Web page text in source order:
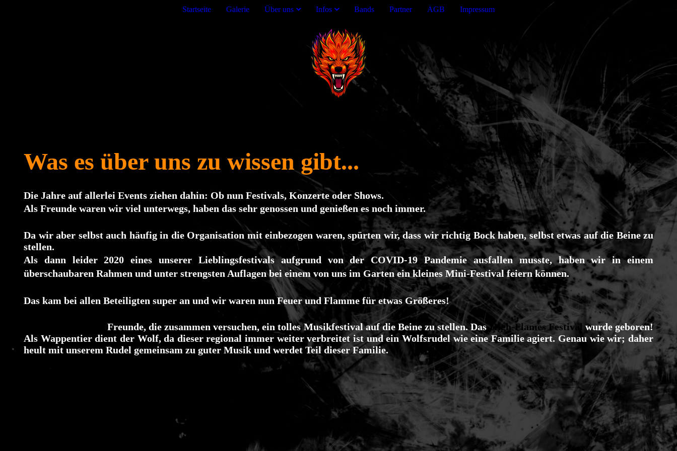
Startseite Galerie Über uns Infos Bands Partner AGB Impressum
Was es über uns zu wissen gibt...
Die Jahre auf allerlei Events ziehen dahin: Ob nun Festivals, Konzerte oder Shows.
Als Freunde waren wir viel unterwegs, haben das sehr genossen und genießen es noch immer.
Da wir aber selbst auch häufig in die Organisation mit einbezogen waren, spürten wir, dass wir richtig Bock haben, selbst etwas auf die Beine zu
stellen.
Als dann leider 2020 eines unserer Lieblingsfestivals aufgrund von der COVID-19 Pandemie ausfallen musste, haben wir in einem
überschaubaren Rahmen und unter strengsten Auflagen bei einem von uns im Garten ein kleines Mini-Festival feiern können.
Das kam bei allen Beteiligten super an und wir waren nun Feuer und Flamme für etwas Größeres!
Freunde, die zusammen versuchen, ein tolles Musikfestival auf die Beine zu stellen. DasHigh-Flames Festival wurde geboren!
Als Wappentier dient der Wolf, da dieser regional immer weiter verbreitet ist und ein Wolfsrudel wie eine Familie agiert. Genau wie wir; daher
heult mit unserem Rudel gemeinsam zu guter Musik und werdet Teil dieser Familie.